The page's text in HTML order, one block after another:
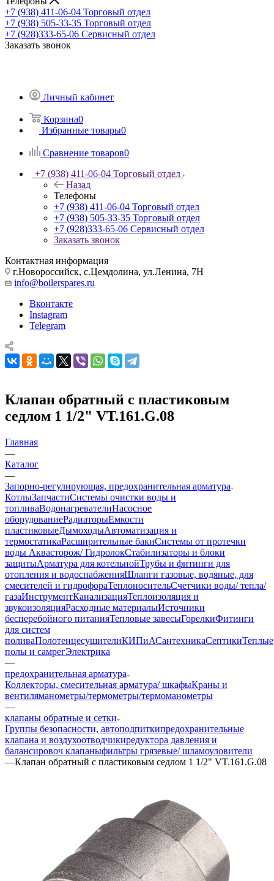
+7 (938) 411-06-04 Торговый отдел
+7 (938) 505-33-35 Торговый отдел
+7 (928)333-65-06 Сервисный отдел
Заказать звонок
Личный кабинет
Корзина0
Избранные товары0
Сравнение товаров0
+7 (938) 411-06-04 Торговый отдел
Назад
Телефоны
+7 (938) 411-06-04 Торговый отдел
+7 (938) 505-33-35 Торговый отдел
+7 (928)333-65-06 Сервисный отдел
Заказать звонок
Контактная информация
г.Новороссийск, с.Цемдолина, ул.Ленина, 7Н
info@boilerspares.ru
Вконтакте
Instagram
Telegram
Клапан обратный с пластиковым
седлом 1 1/2" VT.161.G.08
Главная
—
Каталог
—
Запорно-регулирующая, предохранительная арматура
КотлыЗапчастиСистемы очистки воды и
топливаВодонагревателиНасосное
оборудованиеРадиаторыЕмкости
пластиковыеДымоходыАвтоматизация и
термостатикаРасширительные бакиСистемы от протечки
воды Аквасторож/ ГидролокСтабилизаторы и блоки
защитыАрматура для котельнойТрубы и фитинги для
отопления и водоснабженияШланги газовые, водяные, для
смесителей и гидрофораТеплоносительСчетчики воды/ тепла/
газаИнструментКанализацияТеплоизоляция и
звукоизоляцияРасходные материалыИсточники
бесперебойного питанияТепловые завесыГорелкиФитинги
для систем
поливаПолотенцесушителиКИПиАСантехникаСептикиТеплые
полы и самрегЭлектрика
—
предохранительная арматура
Коллекторы, смесительная арматура/ шкафыКраны и
вентиляманометры/термометры/термоманометры
—
клапаны обратные и сетки
Группы безопасности, автоподпиткипредохранительные
клапана и воздухоотводчикиредуктора давления и
балансировоч клапаныфильтры грязевые/ шламоуловители
—Клапан обратный с пластиковым седлом 1 1/2" VT.161.G.08